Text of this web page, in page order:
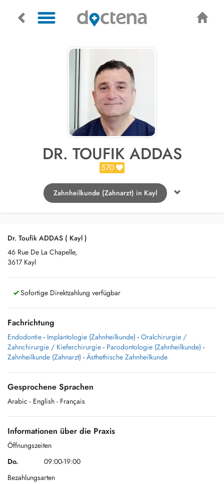
DR. TOUFIK ADDAS
570
Zahnheilkunde (Zahnarzt) in Kayl
Dr. Toufik ADDAS ( Kayl )
46 Rue De La Chapelle,
3617 Kayl
Sofortige Direktzahlung verfügbar
Fachrichtung
Endodontie - Implantologie (Zahnheilkunde) - Oralchirurgie /
Zahnchirurgie / Kieferchirurgie - Parodontologie (Zahnheilkunde) -
Zahnheilkunde (Zahnarzt) - Ästhethische Zahnheilkunde
Gesprochene Sprachen
Arabic - English - Français
Informationen über die Praxis
Öffnungszeiten
Do.
09:00-19:00
Bezahlungsarten